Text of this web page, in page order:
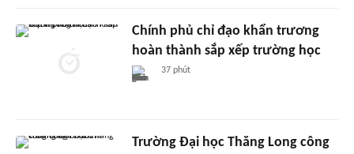
Chính phủ chỉ đạo khẩn trương
hoàn thành sắp xếp trường học
37 phút
Trường Đại học Thăng Long công